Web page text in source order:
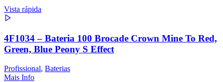
Vista rápida
4F1034 – Bateria 100 Brocade Crown Mine To Red,
Green, Blue Peony S Effect
Profissional, Baterias
Mais Info